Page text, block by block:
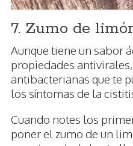
7. Zumo de
Aunque tiene un sabor
propiedades
antibacterianas que te
los síntomas de la
Cuando notes los
poner el zumo de un